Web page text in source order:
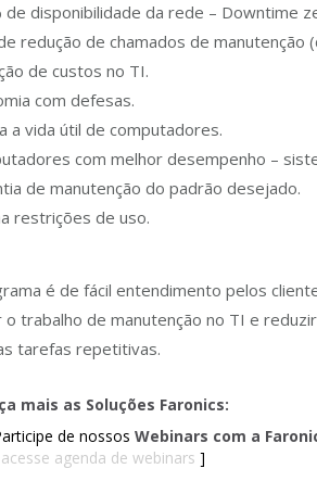
de disponibilidade da rede – Downtime
redução de chamados de
de custos no TI.
com defesas.
a vida útil de computadores.
com melhor desempenho –
de manutenção do padrão desejado.
restrições de uso.
é de fácil entendimento pelos
o trabalho de manutenção no TI e
tarefas repetitivas.
mais as Soluções Faronics:
de nossos Webinars com a
acesse agenda de webinars ]